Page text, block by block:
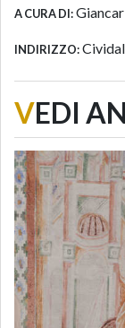
A CURA DI:
INDIRIZZO:
VEDI